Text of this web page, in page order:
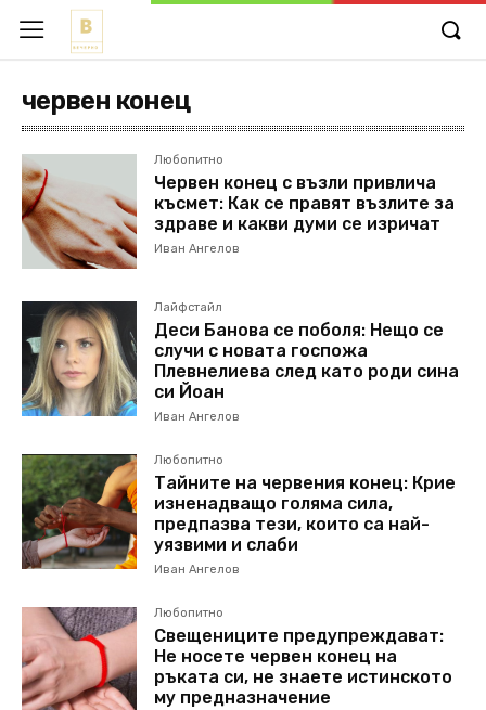
червен конец
Любопитно
Червен конец с възли привлича
късмет: Как се правят възлите за
здраве и какви думи се изричат
Иван Ангелов
Лайфстайл
Деси Банова се поболя: Нещо се
случи с новата госпожа
Плевнелиева след като роди сина
си Йоан
Иван Ангелов
Любопитно
Тайните на червения конец: Крие
изненадващо голяма сила,
предпазва тези, които са най-
уязвими и слаби
Иван Ангелов
Любопитно
Свещениците предупреждават:
Не носете червен конец на
ръката си, не знаете истинското
му предназначение